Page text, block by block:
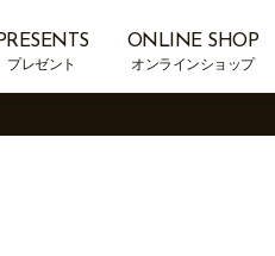
PRESENTS
プレゼント
ONLINE SHOP
オンラインショップ